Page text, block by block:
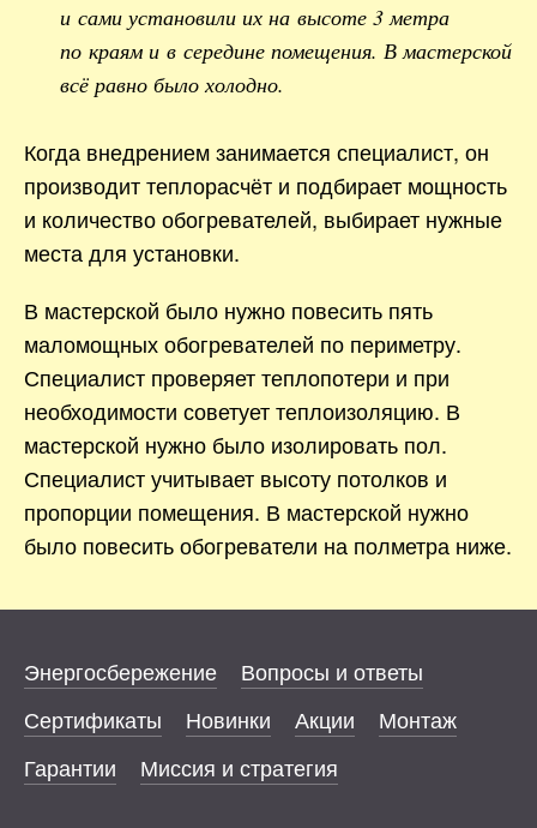
и сами установили их на высоте 3 метра
по краям и в середине помещения. В мастерской
всё равно было холодно.
Когда внедрением занимается специалист, он
производит теплорасчёт и подбирает мощность
и количество обогревателей, выбирает нужные
места для установки.
В мастерской было нужно повесить пять
маломощных обогревателей по периметру.
Специалист проверяет теплопотери и при
необходимости советует теплоизоляцию. В
мастерской нужно было изолировать пол.
Специалист учитывает высоту потолков и
пропорции помещения. В мастерской нужно
было повесить обогреватели на полметра ниже.
Энергосбережение
Вопросы и ответы
Сертификаты
Новинки Акции
Монтаж
Гарантии
Миссия и стратегия